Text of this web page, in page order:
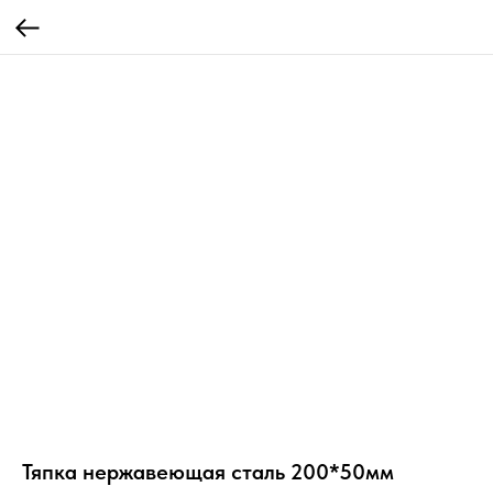
Тяпка нержавеющая сталь 200*50мм